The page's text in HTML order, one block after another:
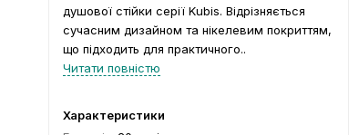
душової стійки серії Kubis. Відрізняється
сучасним дизайном та нікелевим покриттям,
що підходить для практичного..
Читати повністю
Характеристики